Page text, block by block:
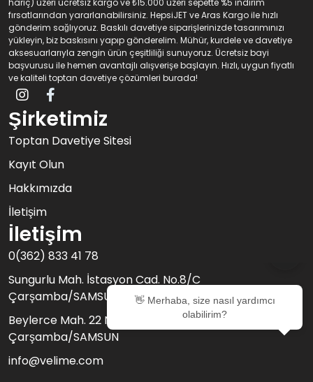
fırsatlarından yararlanabilirsiniz. HepsiJET ve Aras Kargo ile hızlı
gönderim sağlıyoruz. Baskılı davetiye siparişlerinizde tasarımınızı
yükleyin, biz baskısını yapıp gönderelim. Mühür, kurdele ve davetiye
aksesuarlarıyla zengin ürün çeşitliliği sunuyoruz. Ücretsiz bayi
başvurusu ile hemen avantajlı alışverişe başlayın. Hızlı, uygun fiyatlı
ve kaliteli toptan davetiye çözümleri burada!
Şirketimiz
Toptan Davetiye Sitesi
Kayıt Olun
Hakkımızda
İletişim
İletişim
0(362) 833 41 78
Sungurlu Mah. İstasyon Cad. No.8/C
Çarşamba/SAMSUN
Beylerce Mah. 22 No’lu Sk. No.19/B San. Sit.
Çarşamba/SAMSUN
info@velime.com